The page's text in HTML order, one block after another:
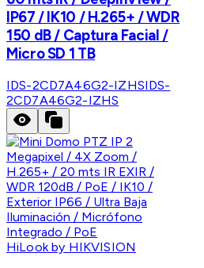
IP67 / IK10 / H.265+ / WDR
150 dB / Captura Facial /
Micro SD 1 TB
IDS-2CD7A46G2-IZHSIDS-
2CD7A46G2-IZHS
HiLook by HIKVISION